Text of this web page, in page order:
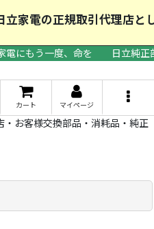
立家電の正規取引代理店
電にもう一度、命を
日立純
カート マイページ
お客様交換部品・消耗品・純正